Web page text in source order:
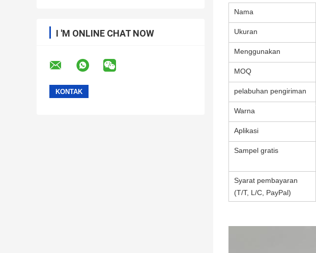
I 'M ONLINE CHAT NOW
Nama
Ukuran
Menggunakan
MOQ
pelabuhan pengiriman
Warna
Aplikasi
Sampel gratis
Syarat pembayaran
(T/T, L/C, PayPal)